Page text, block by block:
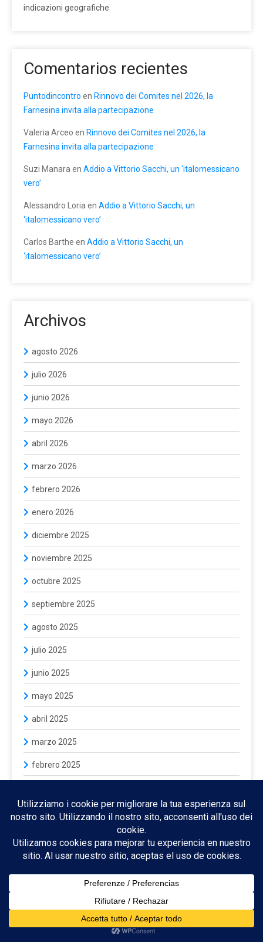
indicazioni geografiche
Comentarios recientes
Puntodincontro en Rinnovo dei Comites nel 2026, la
Farnesina invita alla partecipazione
Valeria Arceo en Rinnovo dei Comites nel 2026, la
Farnesina invita alla partecipazione
Suzi Manara en Addio a Vittorio Sacchi, un ‘italomessicano
vero’
Alessandro Loria en Addio a Vittorio Sacchi, un
‘italomessicano vero’
Carlos Barthe en Addio a Vittorio Sacchi, un
‘italomessicano vero’
Archivos
agosto 2026
julio 2026
junio 2026
mayo 2026
abril 2026
marzo 2026
febrero 2026
enero 2026
diciembre 2025
noviembre 2025
octubre 2025
septiembre 2025
agosto 2025
julio 2025
junio 2025
mayo 2025
abril 2025
marzo 2025
febrero 2025
octubre 2024
septiembre 2024
julio 2024